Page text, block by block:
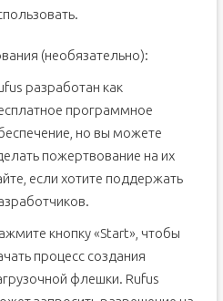
(необязательно):
разработан как
программное
но вы можете
пожертвование на их
если хотите поддержать
кнопку «Start», чтобы
процесс создания
флешки. Rufus